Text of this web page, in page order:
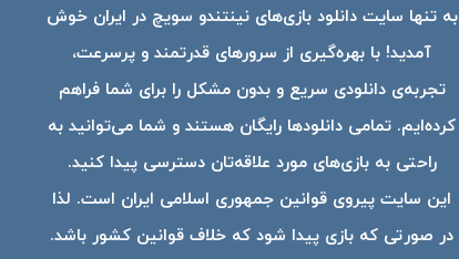
به تنها سایت دانلود بازی‌های نینتندو سویچ در ایران خوش
آمدید! با بهره‌گیری از سرورهای قدرتمند و پرسرعت،
تجربه‌ی دانلودی سریع و بدون مشکل را برای شما فراهم
کرده‌ایم. تمامی دانلودها رایگان هستند و شما می‌توانید به
راحتی به بازی‌های مورد علاقه‌تان دسترسی پیدا کنید.
این سایت پیروی قوانین جمهوری اسلامی ایران است. لذا
در صورتی که بازی پیدا شود که خلاف قوانین کشور باشد.